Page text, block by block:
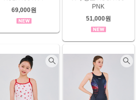
69,000원
PNK
51,000원